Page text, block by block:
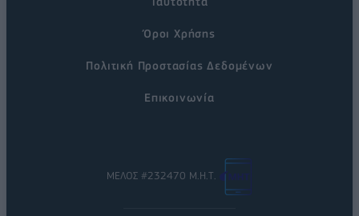
Όροι Χρήσης
Πολιτική Προστασίας Δεδομένων
Επικοινωνία
ΜΕΛΟΣ #232470 Μ.Η.Τ.